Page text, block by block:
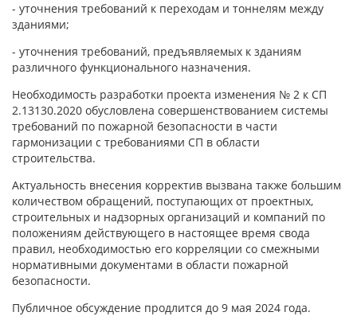
- уточнения требований к переходам и тоннелям между
зданиями;
- уточнения требований, предъявляемых к зданиям
различного функционального назначения.
Необходимость разработки проекта изменения № 2 к СП
2.13130.2020 обусловлена совершенствованием системы
требований по пожарной безопасности в части
гармонизации с требованиями СП в области
строительства.
Актуальность внесения корректив вызвана также большим
количеством обращений, поступающих от проектных,
строительных и надзорных организаций и компаний по
положениям действующего в настоящее время свода
правил, необходимостью его корреляции со смежными
нормативными документами в области пожарной
безопасности.
Публичное обсуждение продлится до 9 мая 2024 года.